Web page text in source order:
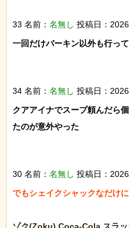
33 名前： 名無し 投稿日：
一回だけバーキン以外も行っ
34 名前： 名無し 投稿日：
クアアイナでスープ頼んだら
たのが意外やった
30 名前： 名無し 投稿日：
でもシェイクシャックなだけ